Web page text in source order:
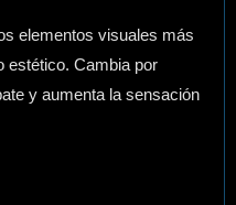
elementos visuales más
estético. Cambia por
y aumenta la sensación